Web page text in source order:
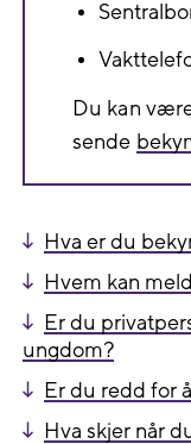
Du kan
sende
Hva er du
Hvem kan
Er du
ungdom?
Er du redd for
Hva skjer når